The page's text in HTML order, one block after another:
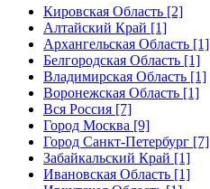
Кировская Область [2]
Алтайский Край [1]
Архангельская Область [1]
Белгородская Область [1]
Владимирская Область [1]
Воронежская Область [1]
Вся Россия [7]
Город Москва [9]
Город Санкт-Петербург [7]
Забайкальский Край [1]
Ивановская Область [1]